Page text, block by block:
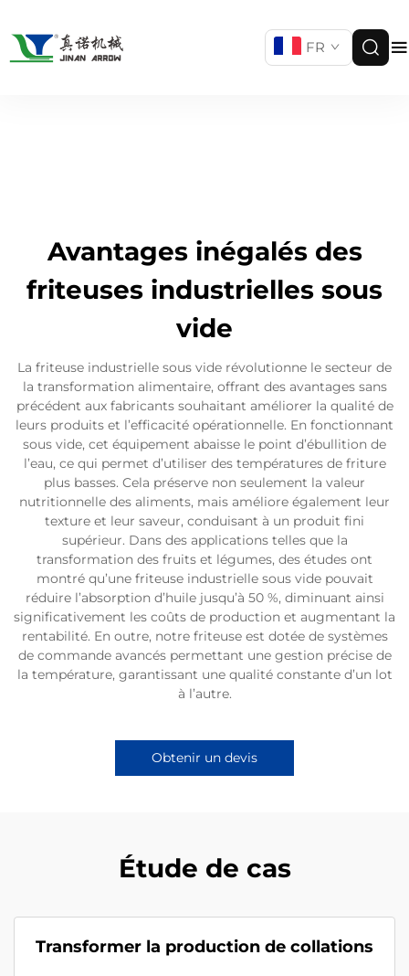
FR
Avantages inégalés des
friteuses industrielles sous
vide
La friteuse industrielle sous vide révolutionne le secteur de
la transformation alimentaire, offrant des avantages sans
précédent aux fabricants souhaitant améliorer la qualité de
leurs produits et l’efficacité opérationnelle. En fonctionnant
sous vide, cet équipement abaisse le point d’ébullition de
l’eau, ce qui permet d’utiliser des températures de friture
plus basses. Cela préserve non seulement la valeur
nutritionnelle des aliments, mais améliore également leur
texture et leur saveur, conduisant à un produit fini
supérieur. Dans des applications telles que la
transformation des fruits et légumes, des études ont
montré qu’une friteuse industrielle sous vide pouvait
réduire l’absorption d’huile jusqu’à 50 %, diminuant ainsi
significativement les coûts de production et augmentant la
rentabilité. En outre, notre friteuse est dotée de systèmes
de commande avancés permettant une gestion précise de
la température, garantissant une qualité constante d’un lot
à l’autre.
Obtenir un devis
Étude de cas
Transformer la production de collations